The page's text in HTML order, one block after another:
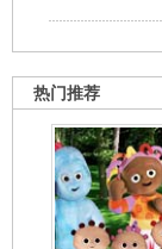
热门推荐